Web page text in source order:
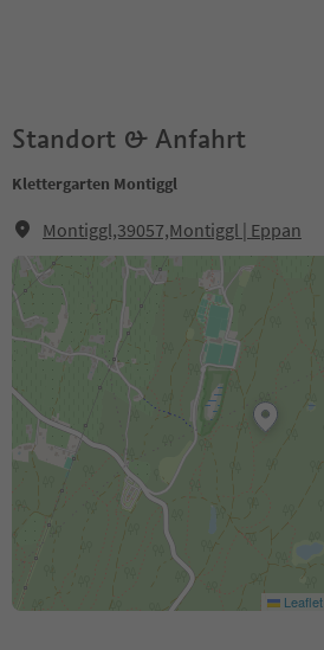
Standort & Anfahrt
Klettergarten Montiggl
Montiggl,39057,Montiggl | Eppan
Leaflet